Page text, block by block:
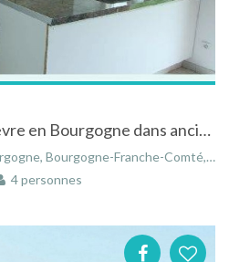
Gîte à Narcy dans la Nièvre en Bourgogne dans ancienne ferme
Bourgogne-Franche-Comté, France
4 personnes